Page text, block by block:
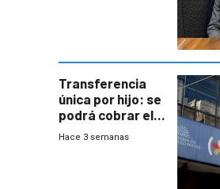
Transferencia
única por hijo: se
podrá cobrar el
100% en efectivo
Hace 3 semanas